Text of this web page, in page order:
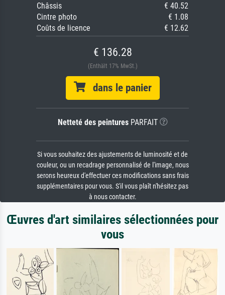
Châssis
€ 40.52
Cintre photo
€ 1.08
Coûts de licence
€ 12.62
€ 136.28
(Enthält 17% MwSt.)
dans le panier
Netteté des peinturesPARFAIT
Si vous souhaitez des ajustements de luminosité et de
couleur, ou un recadrage personnalisé de l'image, nous
serons heureux d'effectuer ces modifications sans frais
supplémentaires pour vous. S'il vous plaît n'hésitez pas
à nous contacter.
Œuvres d'art similaires sélectionnées pour
vous